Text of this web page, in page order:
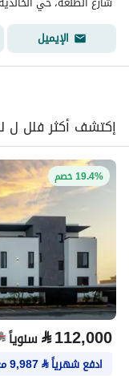
الإيميل
إكتشف أكثر فلل ل
19.4% خصم
⃁112,000 سنوياً
ادفع شهرياً⃁
9,987